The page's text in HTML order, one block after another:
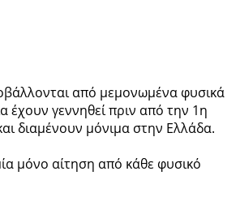
από μεμονωμένα φυσικά
έχουν γεννηθεί πριν από την 1η
διαμένουν μόνιμα στην Ελλάδα.
μόνο αίτηση από κάθε φυσικό